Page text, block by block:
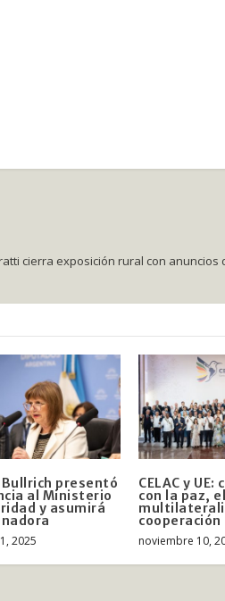
cierra exposición rural con anuncios
presentó
al Ministerio
y asumirá
2025
CELAC y
con la paz, el
cooperación
noviembre 10,